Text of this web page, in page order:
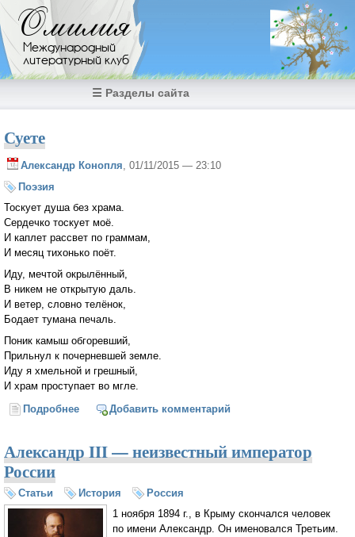
Перейти к основному содержанию
Омилия
Международный
литературный клуб
☰ Разделы сайта
Суете
Александр Конопля , 01/11/2015 — 23:10
Поэзия
Тоскует душа без храма.
Сердечко тоскует моё.
И каплет рассвет по граммам,
И месяц тихонько поёт.
Иду, мечтой окрылённый,
В никем не открытую даль.
И ветер, словно телёнок,
Бодает тумана печаль.
Поник камыш обгоревший,
Прильнул к почерневшей земле.
Иду я хмельной и грешный,
И храм проступает во мгле.
Подробнее о СуетеДобавить комментарий
Александр III — неизвестный император
России
Статьи История
Россия
1 ноября 1894 г., в Крыму скончался человек
по имени Александр. Он именовался Третьим.